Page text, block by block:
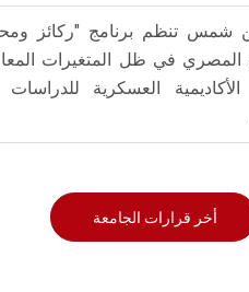
شمس تنظم برنامج "ركائز
المصري في ظل المتغيرات
العسكرية للدراسات
أخر قرارات الجامعة